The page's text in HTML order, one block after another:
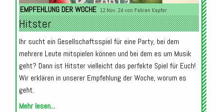
EMPFEHLUNG DER WOCHE 12.Nov. 24 von Fabian Kapfer
Hitster
Ihr sucht ein Gesellschaftsspiel für eine Party, bei dem
mehrere Leute mitspielen können und bei dem es um Musik
geht? Dann ist Hitster vielleicht das perfekte Spiel für Euch!
Wir erklären in unserer Empfehlung der Woche, worum es
geht.
Mehr lesen...